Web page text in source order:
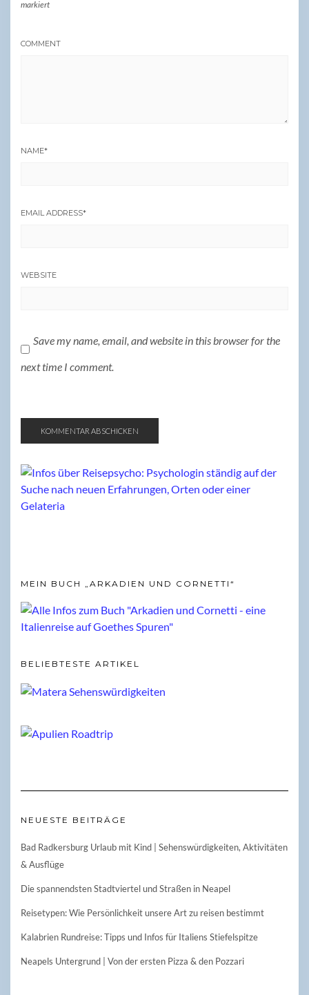
markiert
COMMENT
NAME*
EMAIL ADDRESS*
WEBSITE
Save my name, email, and website in this browser for the
next time I comment.
MEIN BUCH „ARKADIEN UND CORNETTI“
BELIEBTESTE ARTIKEL
NEUESTE BEITRÄGE
Bad Radkersburg Urlaub mit Kind | Sehenswürdigkeiten, Aktivitäten
& Ausflüge
Die spannendsten Stadtviertel und Straßen in Neapel
Reisetypen: Wie Persönlichkeit unsere Art zu reisen bestimmt
Kalabrien Rundreise: Tipps und Infos für Italiens Stiefelspitze
Neapels Untergrund | Von der ersten Pizza & den Pozzari